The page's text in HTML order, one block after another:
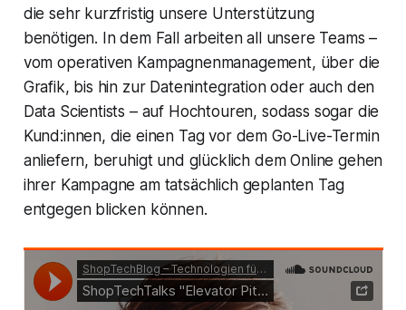
die sehr kurzfristig unsere Unterstützung
benötigen. In dem Fall arbeiten all unsere Teams –
vom operativen Kampagnenmanagement, über die
Grafik, bis hin zur Datenintegration oder auch den
Data Scientists – auf Hochtouren, sodass sogar die
Kund:innen, die einen Tag vor dem Go-Live-Termin
anliefern, beruhigt und glücklich dem Online gehen
ihrer Kampagne am tatsächlich geplanten Tag
entgegen blicken können.